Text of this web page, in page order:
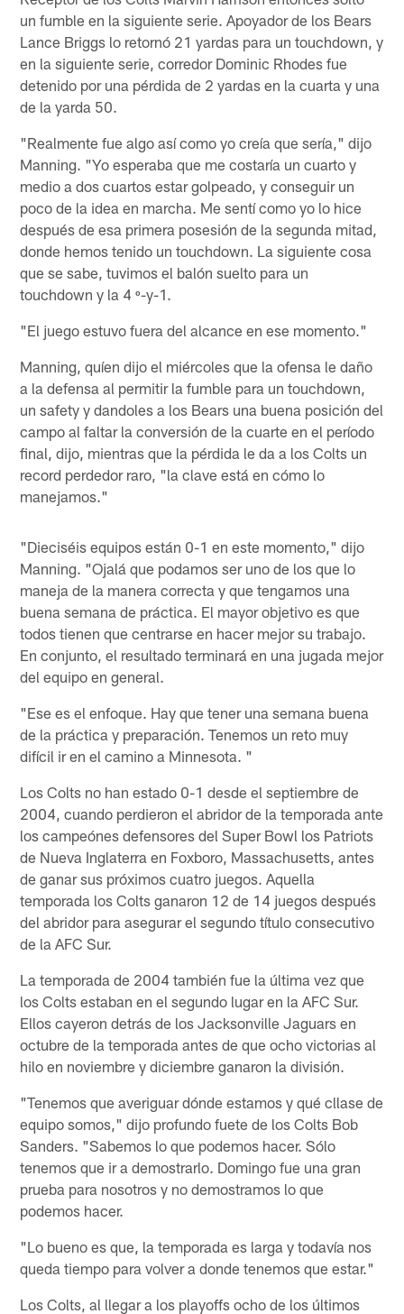
un fumble en la siguiente serie. Apoyador de los Bears
Lance Briggs lo retornó 21 yardas para un touchdown, y
en la siguiente serie, corredor Dominic Rhodes fue
detenido por una pérdida de 2 yardas en la cuarta y una
de la yarda 50.
"Realmente fue algo así como yo creía que sería," dijo
Manning. "Yo esperaba que me costaría un cuarto y
medio a dos cuartos estar golpeado, y conseguir un
poco de la idea en marcha. Me sentí como yo lo hice
después de esa primera posesión de la segunda mitad,
donde hemos tenido un touchdown. La siguiente cosa
que se sabe, tuvimos el balón suelto para un
touchdown y la 4 º-y-1.
"El juego estuvo fuera del alcance en ese momento."
Manning, quíen dijo el miércoles que la ofensa le daño
a la defensa al permitir la fumble para un touchdown,
un safety y dandoles a los Bears una buena posición del
campo al faltar la conversión de la cuarte en el período
final, dijo, mientras que la pérdida le da a los Colts un
record perdedor raro, "la clave está en cómo lo
manejamos."
"Dieciséis equipos están 0-1 en este momento," dijo
Manning. "Ojalá que podamos ser uno de los que lo
maneja de la manera correcta y que tengamos una
buena semana de práctica. El mayor objetivo es que
todos tienen que centrarse en hacer mejor su trabajo.
En conjunto, el resultado terminará en una jugada mejor
del equipo en general.
"Ese es el enfoque. Hay que tener una semana buena
de la práctica y preparación. Tenemos un reto muy
difícil ir en el camino a Minnesota. "
Los Colts no han estado 0-1 desde el septiembre de
2004, cuando perdieron el abridor de la temporada ante
los campeónes defensores del Super Bowl los Patriots
de Nueva Inglaterra en Foxboro, Massachusetts, antes
de ganar sus próximos cuatro juegos. Aquella
temporada los Colts ganaron 12 de 14 juegos después
del abridor para asegurar el segundo título consecutivo
de la AFC Sur.
La temporada de 2004 también fue la última vez que
los Colts estaban en el segundo lugar en la AFC Sur.
Ellos cayeron detrás de los Jacksonville Jaguars en
octubre de la temporada antes de que ocho victorias al
hilo en noviembre y diciembre ganaron la división.
"Tenemos que averiguar dónde estamos y qué cllase de
equipo somos," dijo profundo fuete de los Colts Bob
Sanders. "Sabemos lo que podemos hacer. Sólo
tenemos que ir a demostrarlo. Domingo fue una gran
prueba para nosotros y no demostramos lo que
podemos hacer.
"Lo bueno es que, la temporada es larga y todavía nos
queda tiempo para volver a donde tenemos que estar."
Los Colts, al llegar a los playoffs ocho de los últimos